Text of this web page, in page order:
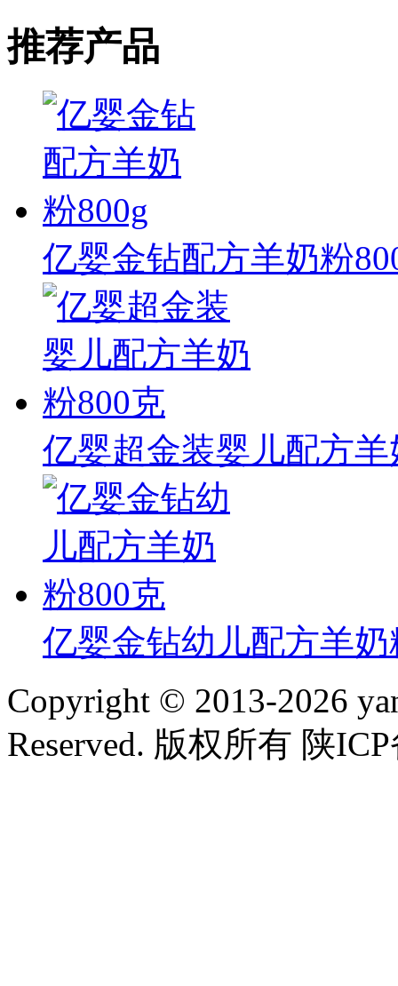
推荐产品
亿婴金钻配方羊奶粉
亿婴超金装婴儿配方羊
亿婴金钻幼儿配方羊奶
Copyright © 2013-2026
Reserved. 版权所有 陕